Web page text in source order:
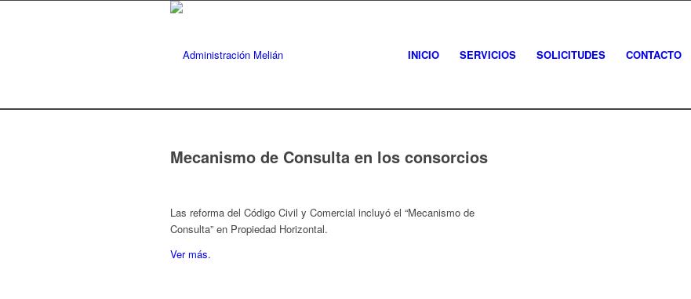
INICIO SERVICIOS SOLICITUDES CONTACTO
Mecanismo de Consulta en los consorcios
Las reforma del Código Civil y Comercial incluyó el “Mecanismo de
Consulta” en Propiedad Horizontal.
Ver más.